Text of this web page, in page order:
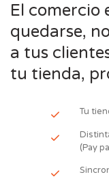
El comercio
quedarse,
a tus
tu tienda,
Tu
(Pay